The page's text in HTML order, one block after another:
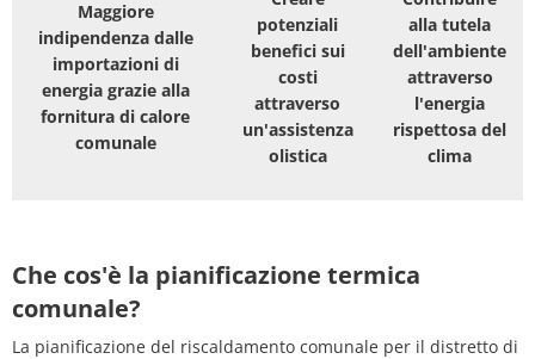
Maggiore
indipendenza dalle
importazioni di
energia grazie alla
fornitura di calore
comunale
potenziali
benefici sui
costi
attraverso
un'assistenza
olistica
alla tutela
dell'ambiente
attraverso
l'energia
rispettosa del
clima
Che cos'è la pianificazione termica
comunale?
La pianificazione del riscaldamento comunale per il distretto di